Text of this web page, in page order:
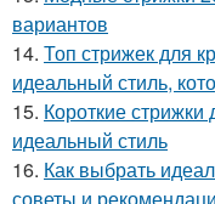
вариантов
14. Топ стрижек для
идеальный стиль,
15. Короткие
идеальный стиль
16. Как выбрать